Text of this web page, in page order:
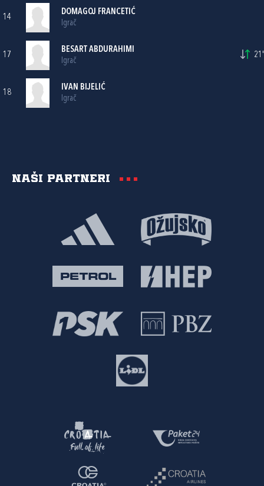
14
DOMAGOJ FRANCETIĆ
Igrač
17
BESART ABDURAHIMI
Igrač
21'
18
IVAN BIJELIĆ
Igrač
Naši partneri